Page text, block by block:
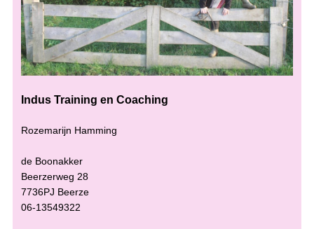
Indus Training en Coaching
Rozemarijn Hamming
de Boonakker
Beerzerweg 28
7736PJ Beerze
06-13549322